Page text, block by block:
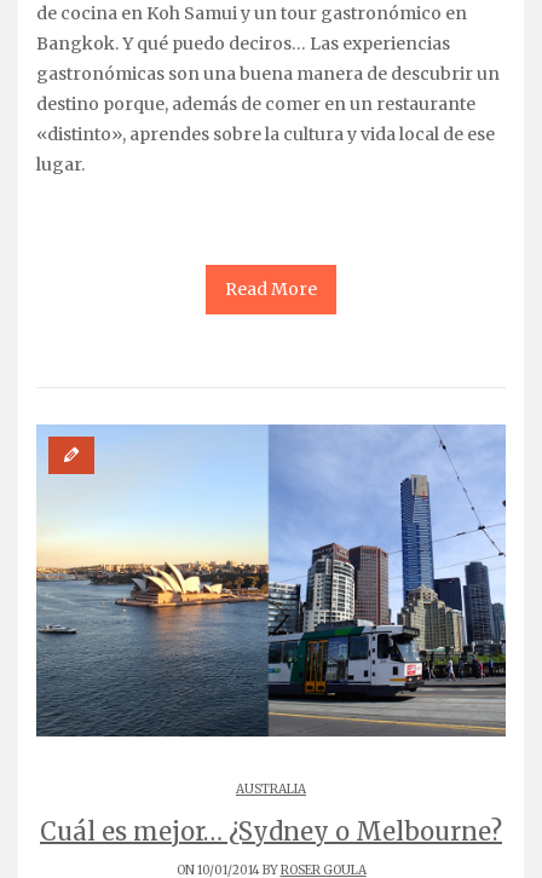
de cocina en Koh Samui y un tour gastronómico en
Bangkok. Y qué puedo deciros… Las experiencias
gastronómicas son una buena manera de descubrir un
destino porque, además de comer en un restaurante
«distinto», aprendes sobre la cultura y vida local de ese
lugar.
Read More
AUSTRALIA
Cuál es mejor… ¿Sydney o Melbourne?
ON 10/01/2014 BYROSER GOULA